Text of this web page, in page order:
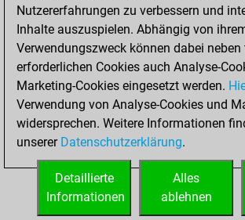
Bauer setzt Matt
Erstickte Matts
Unterverwandlungen
Türme auf der siebten
STARTSEITE
Nutzererfahrungen zu verbessern und
Inhalte auszuspielen. Abhängig von
Verwendungszweck können dabei neben
erforderlichen Cookies auch Analyse-
Marketing-Cookies eingesetzt werden.
Verwendung von Analyse-Cookies und
widersprechen. Weitere Informationen
unserer Datenschutzerklärung.
Alles
ablehnen
Detaillierte
Informationen